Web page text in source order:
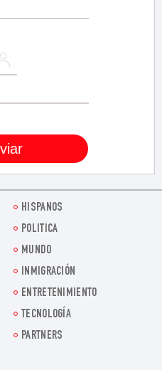
HISPANOS
POLITICA
MUNDO
INMIGRACIÓN
ENTRETENIMIENTO
TECNOLOGÍA
PARTNERS